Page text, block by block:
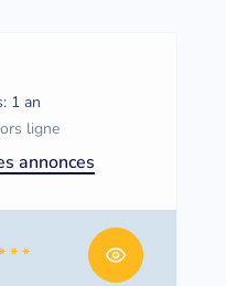
1 an
ligne
annonces
* *